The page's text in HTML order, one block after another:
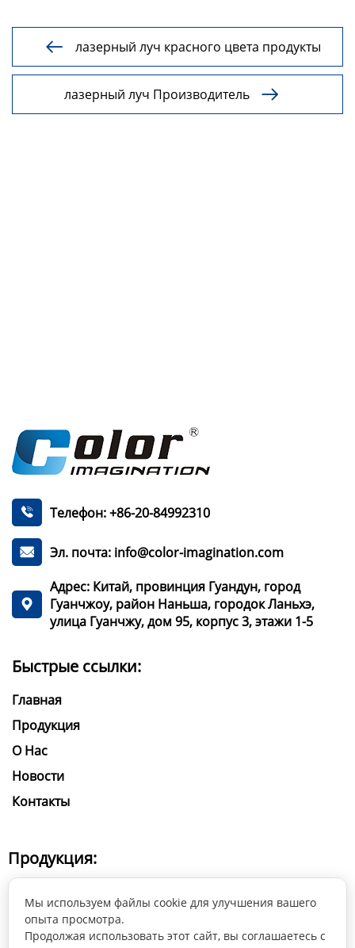
 лазерный луч красного цвета продукты
лазерный луч Производитель 
 Телефон: +86-20-84992310
 Эл. почта: info@color-imagination.com

Адрес: Китай, провинция Гуандун, город
Гуанчжоу, район Наньша, городок Ланьхэ,
улица Гуанчжу, дом 95, корпус 3, этажи 1-5
Быстрые ссылки:
Главная
Продукция
О Нас
Новости
Контакты
Продукция:
Театральные прожекторы
Светодиодные прожекторы LED PAR и LED PARZOOM
Мы используем файлы cookie для улучшения вашего
опыта просмотра.
Продолжая использовать этот сайт, вы соглашаетесь с